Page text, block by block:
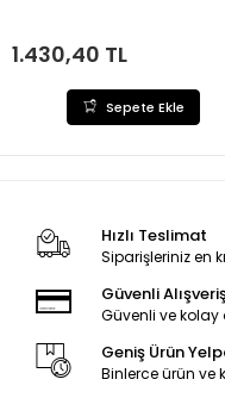
1.430,40 TL
Sepete Ekle
Hızlı Teslimat
Siparişleriniz en
Güvenli
Güvenli ve
Geniş Ürün
Binlerce ürün